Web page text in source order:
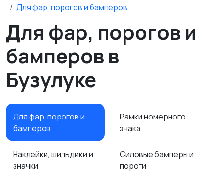
Для фар, порогов и бамперов
Для фар, порогов и
бамперов в
Бузулуке
Для фар, порогов и
бамперов
Наклейки, шильдики и
значки
Рамки номерного
знака
Силовые бамперы и
пороги